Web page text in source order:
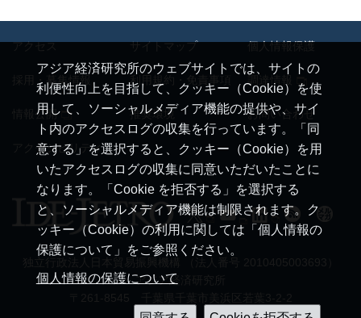
アジア経済研究所のウェブサイトでは、サイトの
利便性向上を目指して、クッキー（Cookie）を使
用して、ソーシャルメディア機能の提供や、サイ
ト内のアクセスログの収集を行っています。「同
意する」を選択すると、クッキー（Cookie）を用
いたアクセスログの収集に同意いただいたことに
なります。「Cookie を拒否する」を選択する
と、ソーシャルメディア機能は制限されます。ク
ッキー（Cookie）の利用に関しては「個人情報の
保護について」をご参照ください。
個人情報の保護について
アクセス サイトマップ 個人情報保護
採用・募集情報 利用規約・免責事項
情報公開 推奨環境 お問い合わせ
アクセシビリティ
アジア経済研究所